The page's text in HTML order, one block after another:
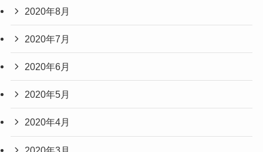
2020年8月
2020年7月
2020年6月
2020年5月
2020年4月